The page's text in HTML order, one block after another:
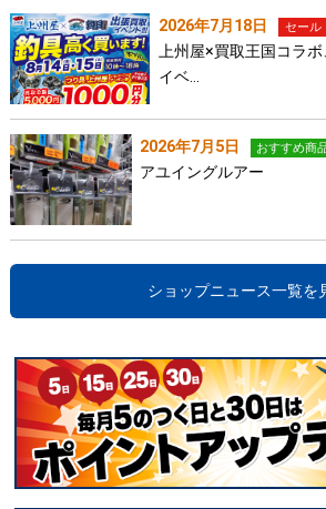
2026年7月18日 セール
上州屋×買取王国コラ
イベ…
2026年7月5日 おすすめ商
アユイングルアー
ショップニュース一覧を